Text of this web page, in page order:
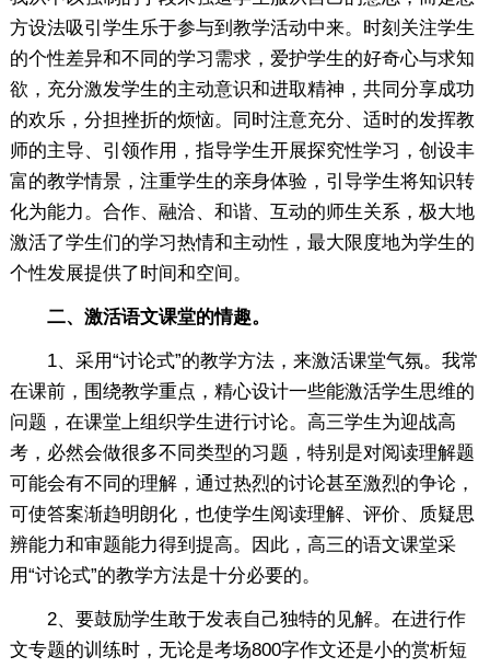
方设法吸引学生乐于参与到教学活动中来。时刻关注学生
的个性差异和不同的学习需求，爱护学生的好奇心与求知
欲，充分激发学生的主动意识和进取精神，共同分享成功
的欢乐，分担挫折的烦恼。同时注意充分、适时的发挥教
师的主导、引领作用，指导学生开展探究性学习，创设丰
富的教学情景，注重学生的亲身体验，引导学生将知识转
化为能力。合作、融洽、和谐、互动的师生关系，极大地
激活了学生们的学习热情和主动性，最大限度地为学生的
个性发展提供了时间和空间。
二、激活语文课堂的情趣。
1、采用“讨论式”的教学方法，来激活课堂气氛。我常
在课前，围绕教学重点，精心设计一些能激活学生思维的
问题，在课堂上组织学生进行讨论。高三学生为迎战高
考，必然会做很多不同类型的习题，特别是对阅读理解题
可能会有不同的理解，通过热烈的讨论甚至激烈的争论，
可使答案渐趋明朗化，也使学生阅读理解、评价、质疑思
辨能力和审题能力得到提高。因此，高三的语文课堂采
用“讨论式”的教学方法是十分必要的。
2、要鼓励学生敢于发表自己独特的见解。在进行作
文专题的训练时，无论是考场800字作文还是小的赏析短